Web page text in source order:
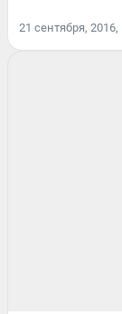
21 сентября, 2016,